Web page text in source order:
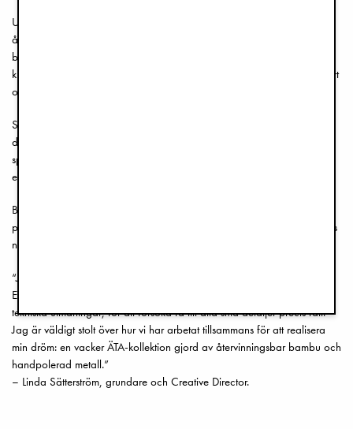
Upptäck vårt ÄTA-sortiment, med dukning för barn i vackra färger och
återvinningsbart material. ÄTA-sortimentet inkluderar ett bestickset för
barn, en matningssked och en servettring i handpolerad metall –tidlösa
klassiker som kan ärvas och återanvändas i generationer. Enkelt, vackert
och hållbart.
Sortimentet har en look där vintage möter modernt, med underbara
detaljer. Tallrikarna, servetterna och besticken passar lika bra vid
speciella tillfällen som för användning varje dag – och ger det lilla
extra till dukningen.
Besticksetet, matningsskeden och servettringen i metall är perfekta som
presenter till någon du älskar, då de passar bra för att gravera barnets
namn eller födelsedatum på.
“Jag har länge drömt om att skapa en kollektion med äta-redskap för
Elodie. Det har varit en lång och spännande resa full av kreativa och
tekniska utmaningar, för att försöka få till alla små detaljer precis rätt.
Jag är väldigt stolt över hur vi har arbetat tillsammans för att realisera
min dröm: en vacker ÄTA-kollektion gjord av återvinningsbar bambu och
handpolerad metall.”
– Linda Sätterström, grundare och Creative Director.